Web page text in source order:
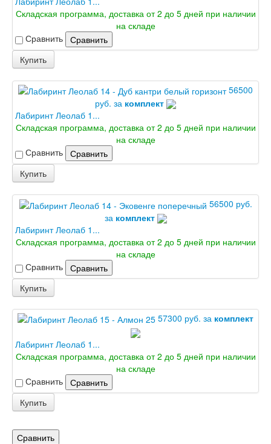
Складская программа, доставка от 2 до 5 дней при наличии
на складе
Сравнить Сравнить
Купить
56500
руб. за комплект
Лабиринт Леолаб 1...
Складская программа, доставка от 2 до 5 дней при наличии
на складе
Сравнить Сравнить
Купить
56500 руб.
за комплект
Лабиринт Леолаб 1...
Складская программа, доставка от 2 до 5 дней при наличии
на складе
Сравнить Сравнить
Купить
57300 руб. за комплект
Лабиринт Леолаб 1...
Складская программа, доставка от 2 до 5 дней при наличии
на складе
Сравнить Сравнить
Купить
Сравнить